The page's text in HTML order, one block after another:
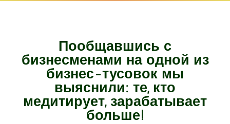
Пообщавшись с
бизнесменами на одной из
бизнес-тусовок мы
выяснили: те, кто
медитирует, зарабатывает
больше!